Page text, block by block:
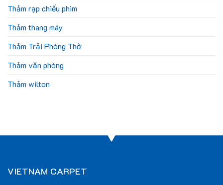
Thảm rạp chiếu phim
Thảm thang máy
Thảm Trải Phòng Thờ
Thảm văn phòng
Thảm wilton
VIETNAM CARPET